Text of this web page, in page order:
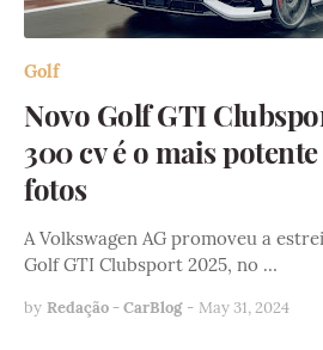
Golf
Novo Golf GTI
300 cv é o mais
fotos
A Volkswagen AG promoveu a
Golf GTI Clubsport 2025, no …
by Redação - CarBlog - May 31, 2024